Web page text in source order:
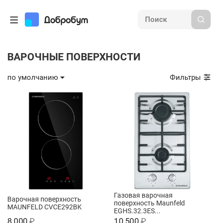
ВАРОЧНЫЕ ПОВЕРХНОСТИ
по умолчанию Фильтры
Варочная поверхность
MAUNFELD CVCE292BK
8 000 ₽
Газовая варочная
поверхность Maunfeld
EGHS.32.3ES...
10 500 ₽